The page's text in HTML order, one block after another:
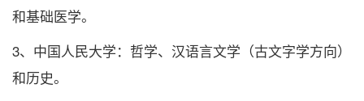
和基础医学。
3、中国人民大学：哲学、汉语言文学（古文字学方向）
和历史。